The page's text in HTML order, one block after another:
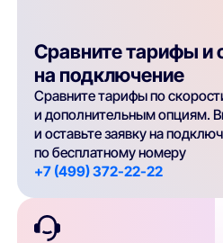
Сравните тарифы и
на подключение
Сравните тарифы по
и дополнительным опциям.
и оставьте заявку на
по бесплатному номеру
+7 (499) 372-22-22